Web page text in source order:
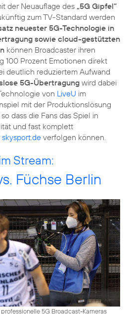
der Neuauflage des „5G Gipfel“
zum TV-Standard werden
neuester 5G-Technologie in
sowie cloud-gestützten
können Broadcaster ihren
100 Prozent Emotionen direkt
deutlich reduziertem Aufwand
5G-Übertragung wird dabei
von LiveU im
mit der Produktionslösung
dass die Fans das Spiel in
und fast komplett
skysport.de verfolgen können.
Stream:
Füchse Berlin
5G Broadcast-Kameras